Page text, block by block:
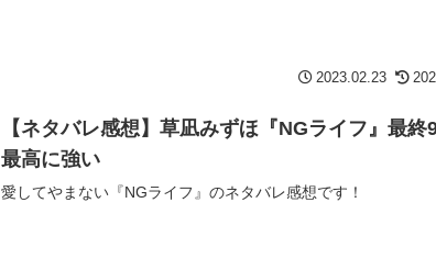
2023.02.23
【ネタバレ感想】草凪みずほ『NGライフ』最終
最高に強い
愛してやまない『NGライフ』のネタバレ感想です！